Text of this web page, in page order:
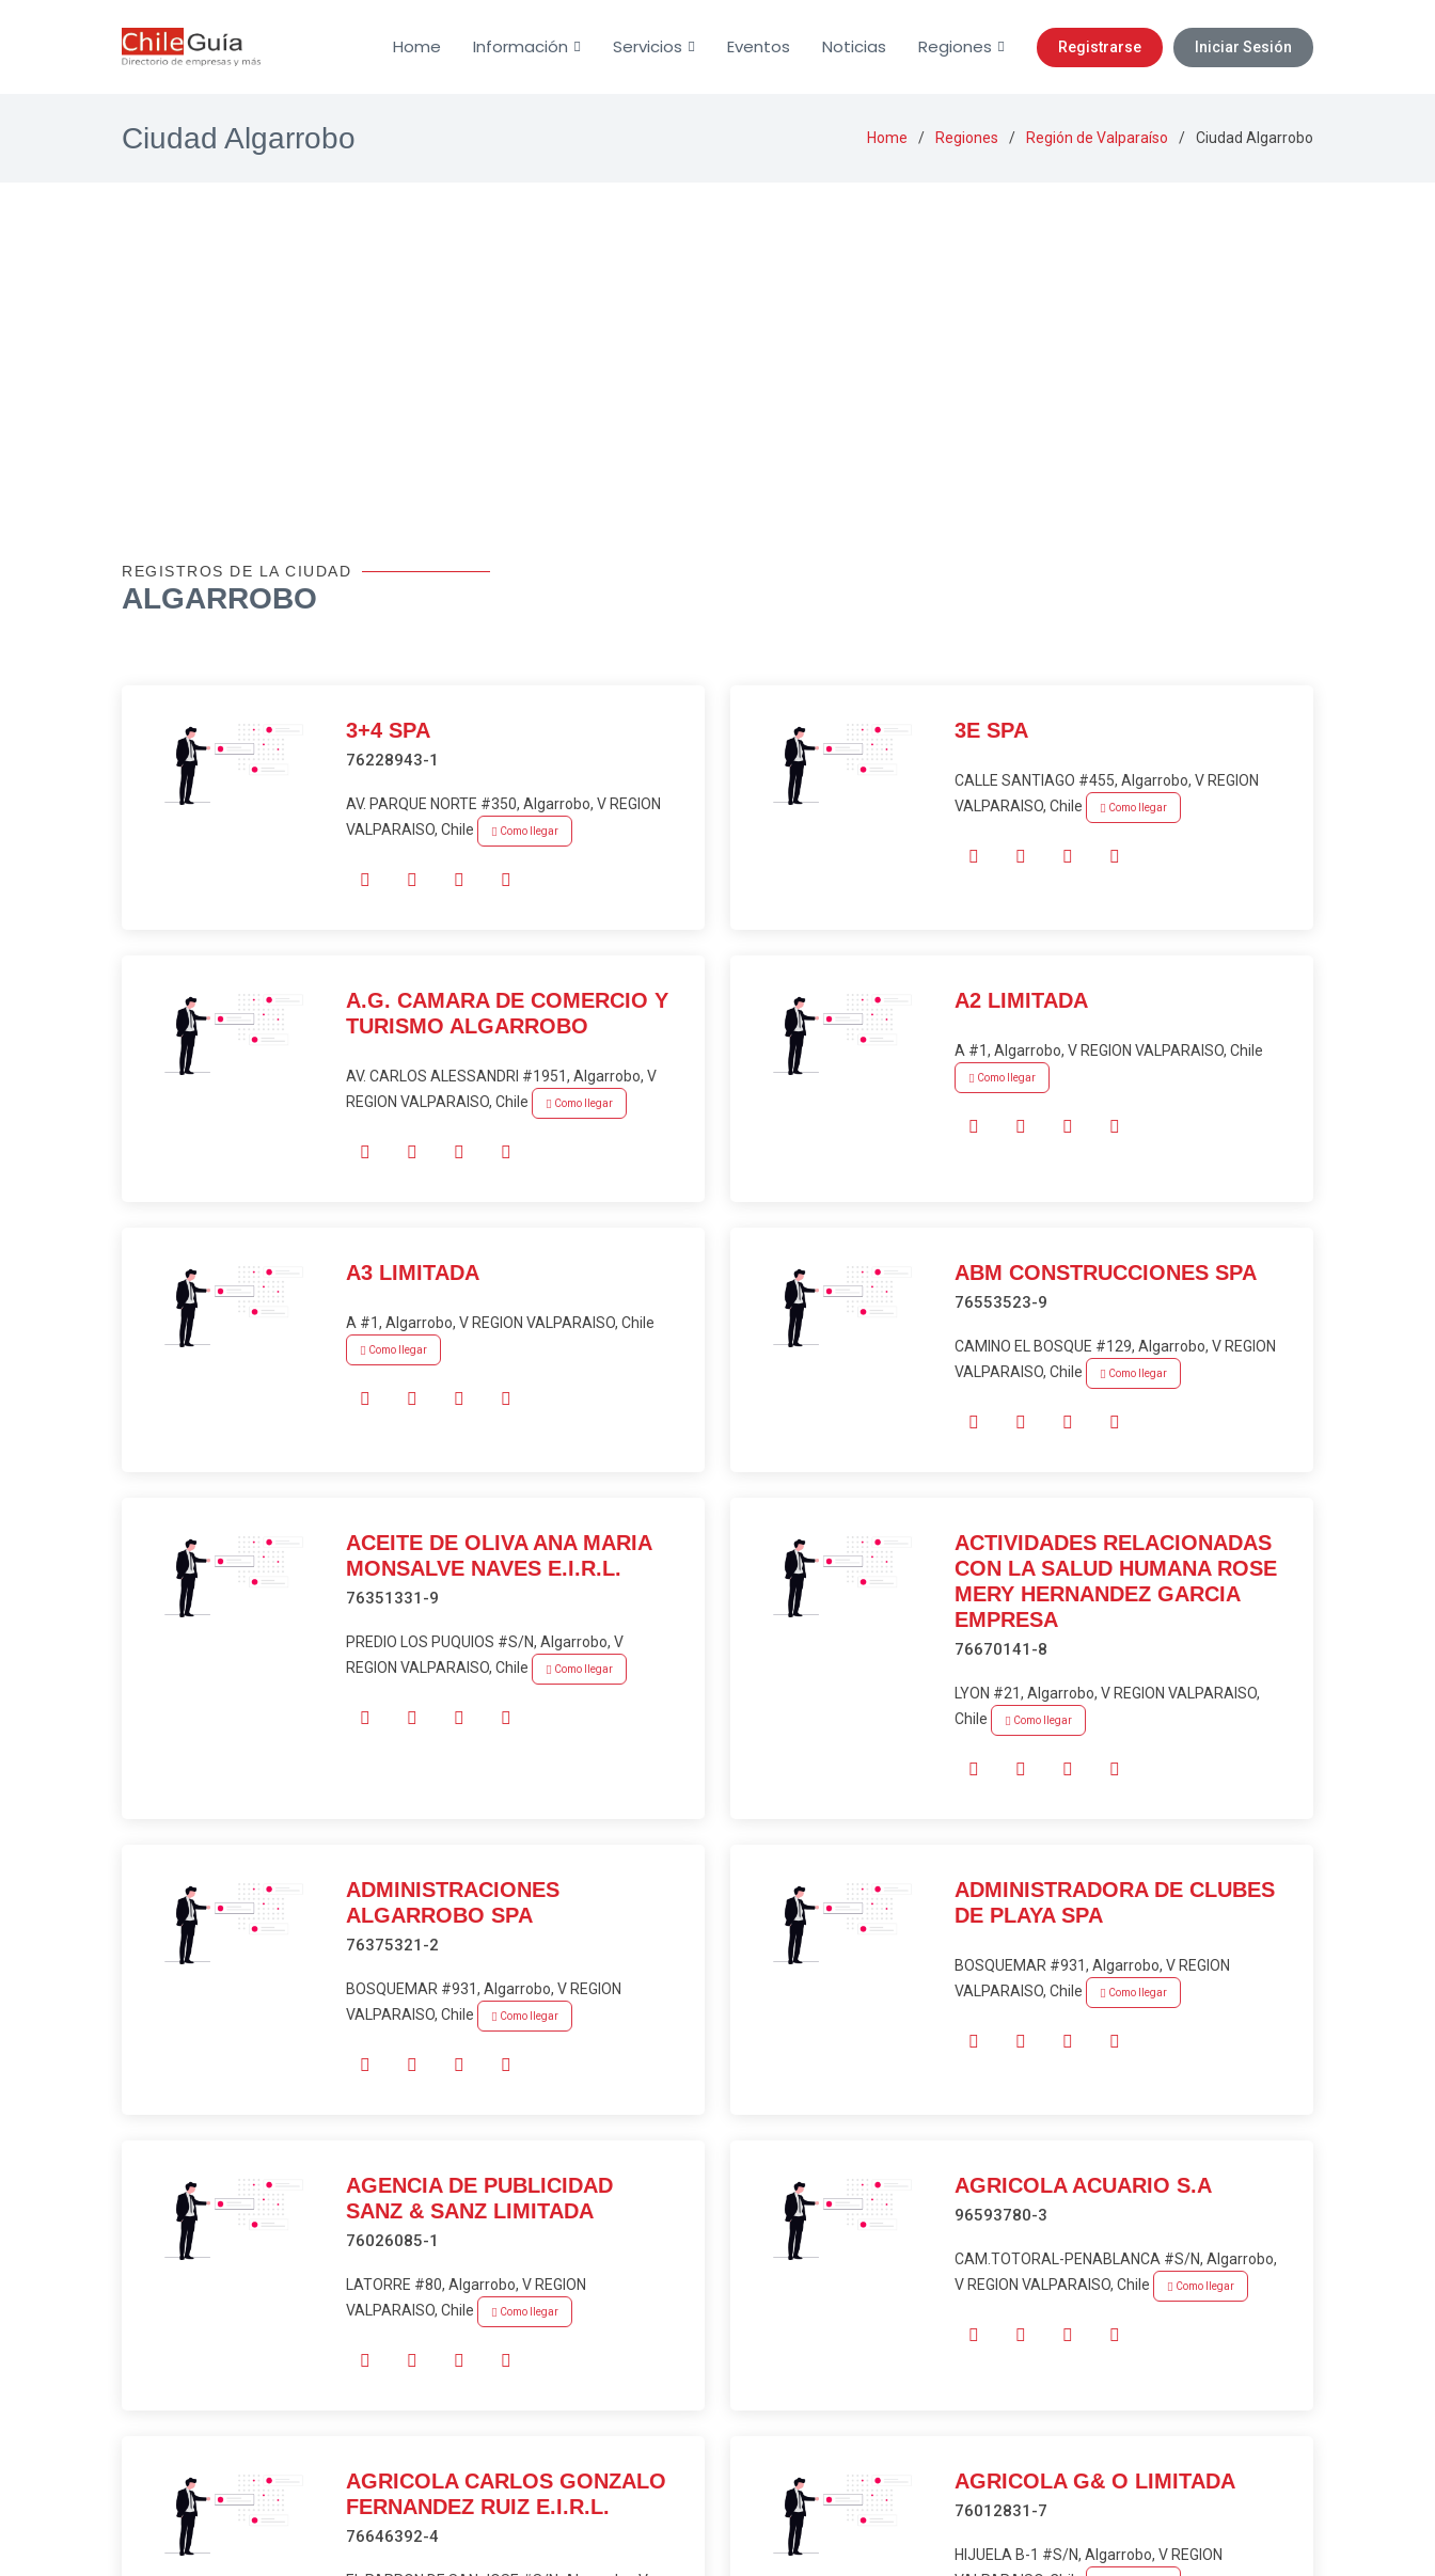
Home Información Servicios Eventos Noticias Regiones Registrarse Iniciar Sesión
Ciudad Algarrobo Home Regiones Región de Valparaíso Ciudad Algarrobo
REGISTROS DE LA CIUDAD
ALGARROBO
3+4 SPA
76228943-1
AV. PARQUE NORTE #350, Algarrobo, V REGION
VALPARAISO, Chile
Como llegar
3E SPA
CALLE SANTIAGO #455, Algarrobo, V REGION
VALPARAISO, Chile
Como llegar
A.G. CAMARA DE COMERCIO Y
TURISMO ALGARROBO
AV. CARLOS ALESSANDRI #1951, Algarrobo, V
REGION VALPARAISO, Chile
Como llegar
A2 LIMITADA
A #1, Algarrobo, V REGION VALPARAISO, Chile
Como llegar
A3 LIMITADA
A #1, Algarrobo, V REGION VALPARAISO, Chile
Como llegar
ABM CONSTRUCCIONES SPA
76553523-9
CAMINO EL BOSQUE #129, Algarrobo, V REGION
VALPARAISO, Chile
Como llegar
ACEITE DE OLIVA ANA MARIA
MONSALVE NAVES E.I.R.L.
76351331-9
PREDIO LOS PUQUIOS #S/N, Algarrobo, V
REGION VALPARAISO, Chile
Como llegar
ACTIVIDADES RELACIONADAS
CON LA SALUD HUMANA ROSE
MERY HERNANDEZ GARCIA
EMPRESA
76670141-8
LYON #21, Algarrobo, V REGION VALPARAISO,
Chile
Como llegar
ADMINISTRACIONES
ALGARROBO SPA
76375321-2
BOSQUEMAR #931, Algarrobo, V REGION
VALPARAISO, Chile
Como llegar
ADMINISTRADORA DE CLUBES
DE PLAYA SPA
BOSQUEMAR #931, Algarrobo, V REGION
VALPARAISO, Chile
Como llegar
AGENCIA DE PUBLICIDAD
SANZ & SANZ LIMITADA
76026085-1
LATORRE #80, Algarrobo, V REGION
VALPARAISO, Chile
Como llegar
AGRICOLA ACUARIO S.A
96593780-3
CAM.TOTORAL-PENABLANCA #S/N, Algarrobo,
V REGION VALPARAISO, Chile
Como llegar
AGRICOLA CARLOS GONZALO
FERNANDEZ RUIZ E.I.R.L.
76646392-4
AGRICOLA G& O LIMITADA
76012831-7
HIJUELA B-1 #S/N, Algarrobo, V REGION